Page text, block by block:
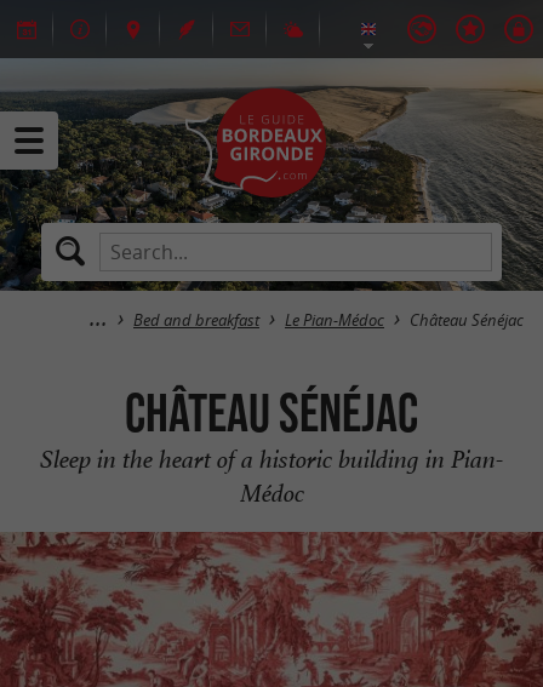
Bed and breakfast Le Pian-Médoc Château Sénéjac
Château Sénéjac
Sleep in the heart of a historic building in Pian-
Médoc